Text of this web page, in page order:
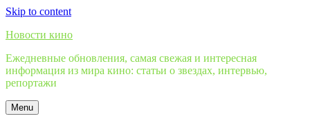
Skip to content
Новости кино
Ежедневные обновления, самая свежая и интересная
информация из мира кино: статьи о звездах, интервью,
репортажи
Menu